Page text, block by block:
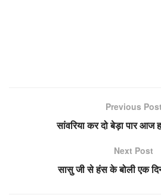
Previous Post
सांवरिया कर दो बेड़ा पार आज
Next Post
सासु जी से हंस के बोली एक